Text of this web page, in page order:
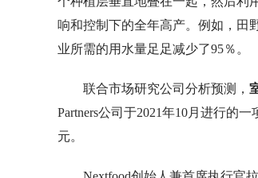
响和控制下的全年高产。例如，田
业所需的用水量足足减少了95％。
联合市场研究公司分析预测，
Partners公司于2021年10月进行的
元。